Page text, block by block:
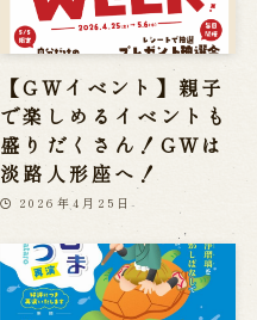
【GWイベント】親子
で楽しめるイベントも
盛りだくさん！GWは
淡路人形座へ！
2026年4月25日